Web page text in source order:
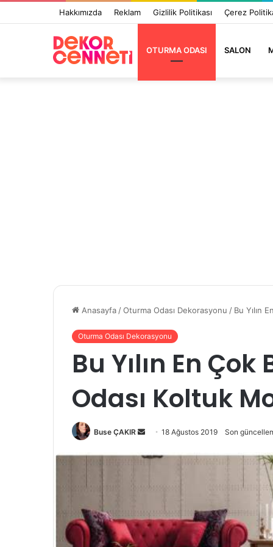
Hakkımızda Reklam Gizlilik Politikası Çerez
OTURMA ODASI SALON
Anasayfa /Oturma Odası Dekorasyonu / Bu Yılın
Oturma Odası Dekorasyonu
Bu Yılın En
Odası Koltuk
Buse ÇAKIR
r
o
s
18 Ağustos 2019 Son